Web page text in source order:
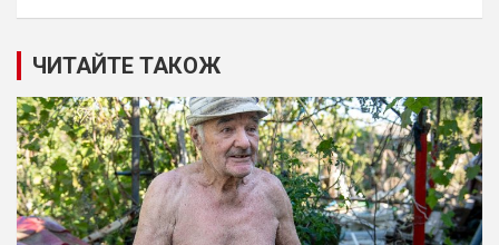
ЧИТАЙТЕ ТАКОЖ